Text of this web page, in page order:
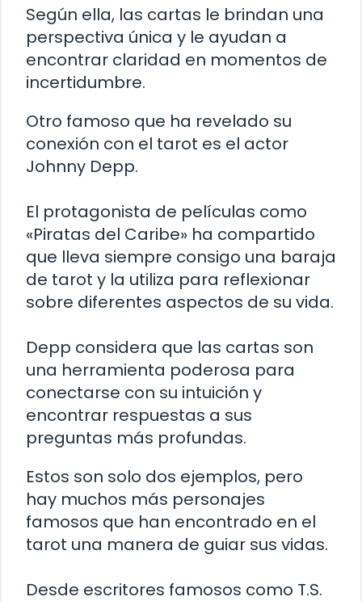
Según ella, las cartas le brindan una
perspectiva única y le ayudan a
encontrar claridad en momentos de
incertidumbre.
Otro famoso que ha revelado su
conexión con el tarot es el actor
Johnny Depp.
El protagonista de películas como
«Piratas del Caribe» ha compartido
que lleva siempre consigo una baraja
de tarot y la utiliza para reflexionar
sobre diferentes aspectos de su vida.
Depp considera que las cartas son
una herramienta poderosa para
conectarse con su intuición y
encontrar respuestas a sus
preguntas más profundas.
Estos son solo dos ejemplos, pero
hay muchos más personajes
famosos que han encontrado en el
tarot una manera de guiar sus vidas.
Desde escritores famosos como T.S.